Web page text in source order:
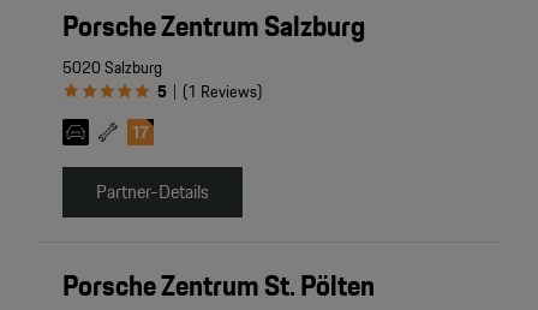
Porsche Zentrum Salzburg
5020 Salzburg
5 | (1 Reviews)
Partner-Details
Porsche Zentrum St. Pölten